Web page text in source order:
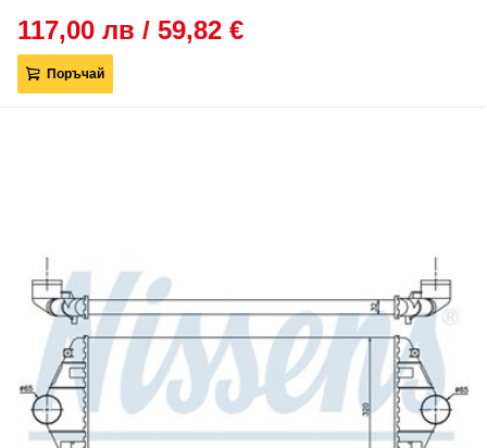
117,00 лв / 59,82 €
Поръчай